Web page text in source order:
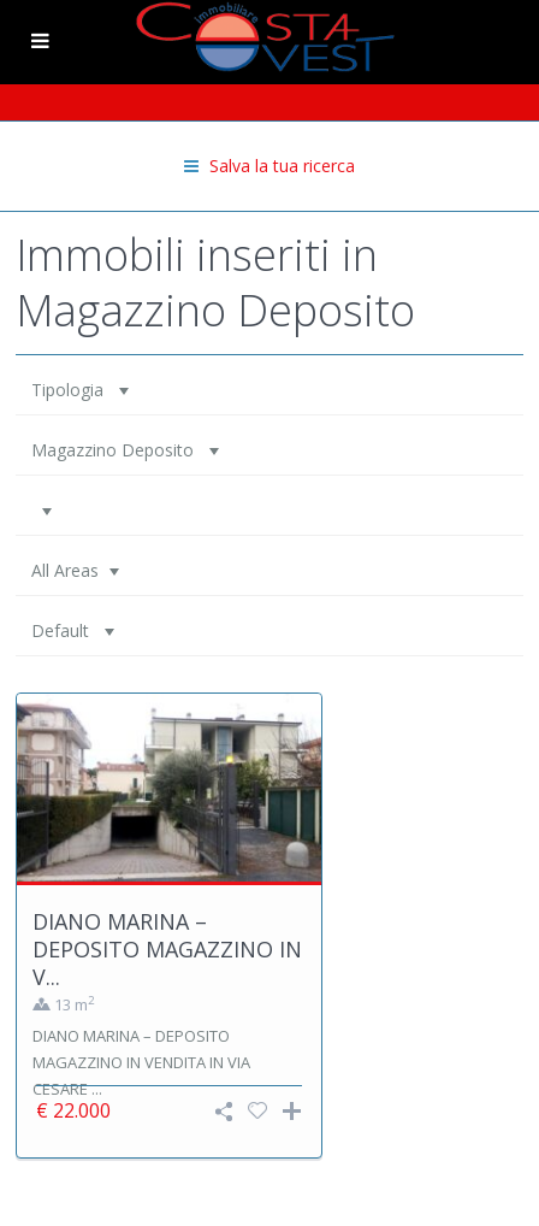
Salva la tua ricerca
Immobili inseriti in
Magazzino Deposito
Tipologia
Magazzino Deposito
All Areas
Default
DIANO MARINA –
DEPOSITO MAGAZZINO IN
V...
13 m2
DIANO MARINA – DEPOSITO
MAGAZZINO IN VENDITA IN VIA
CESARE ...
€ 22.000